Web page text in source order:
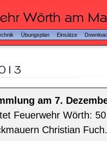
Übungsplan Einsätze
am 7.
Feuerwehr Wörth:
Christian